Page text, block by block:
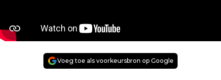
Voeg toe als voorkeursbron op Google